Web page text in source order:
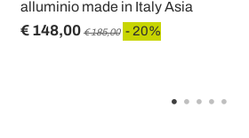
alluminio made in Italy Asia
€ 148,00 € 185,00 - 20%